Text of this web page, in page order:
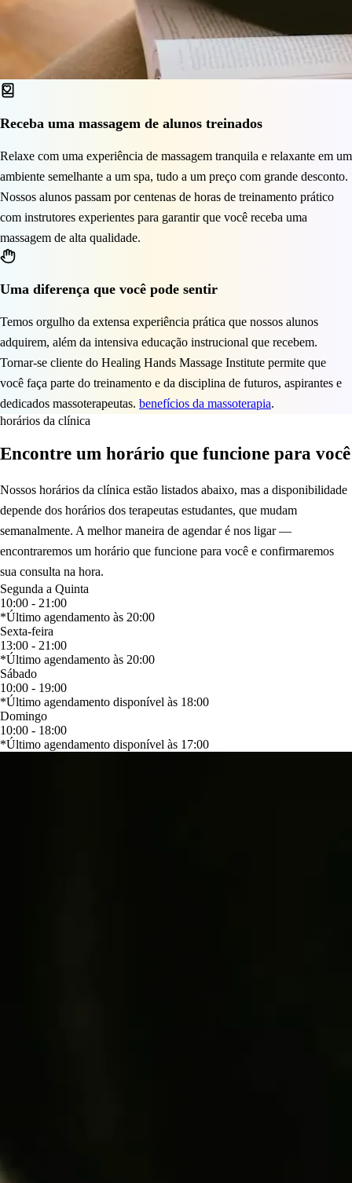
Receba uma massagem de alunos treinados
Relaxe com uma experiência de massagem tranquila e relaxante em um
ambiente semelhante a um spa, tudo a um preço com grande desconto.
Nossos alunos passam por centenas de horas de treinamento prático
com instrutores experientes para garantir que você receba uma
massagem de alta qualidade.
Uma diferença que você pode sentir
Temos orgulho da extensa experiência prática que nossos alunos
adquirem, além da intensiva educação instrucional que recebem.
Tornar-se cliente do Healing Hands Massage Institute permite que
você faça parte do treinamento e da disciplina de futuros, aspirantes e
dedicados massoterapeutas. benefícios da massoterapia.
horários da clínica
Encontre um horário que funcione para você
Nossos horários da clínica estão listados abaixo, mas a disponibilidade
depende dos horários dos terapeutas estudantes, que mudam
semanalmente. A melhor maneira de agendar é nos ligar —
encontraremos um horário que funcione para você e confirmaremos
sua consulta na hora.
Segunda a Quinta
10:00 - 21:00
*Último agendamento às 20:00
Sexta-feira
13:00 - 21:00
*Último agendamento às 20:00
Sábado
10:00 - 19:00
*Último agendamento disponível às 18:00
Domingo
10:00 - 18:00
*Último agendamento disponível às 17:00